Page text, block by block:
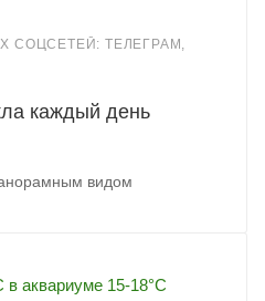
СОЦСЕТЕЙ: ТЕЛЕГРАМ,
каждый день
видом